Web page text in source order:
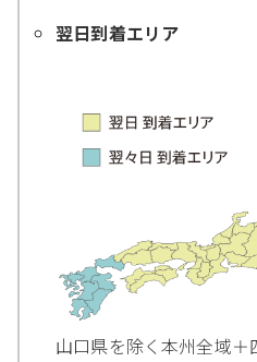
翌日到着エリア
山口県を除く本州全域＋